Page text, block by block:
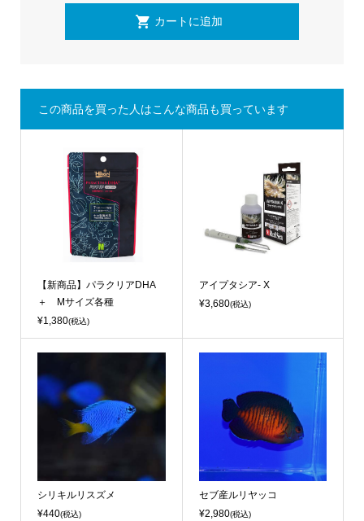
この商品を買った人はこんな商品も買っています
【新商品】パラクリアDHA
＋ Mサイズ各種
¥1,380(税込)
アイプタシア- X
¥3,680(税込)
シリキルリスズメ
¥440(税込)
セブ産ルリヤッコ
¥2,980(税込)